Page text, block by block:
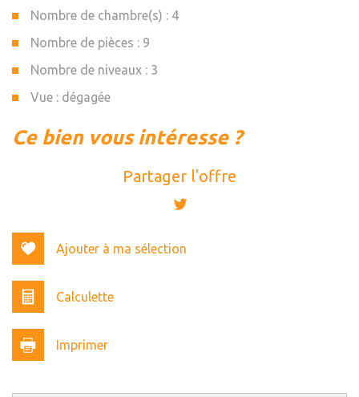
Nombre de chambre(s) : 4
Nombre de pièces : 9
Nombre de niveaux : 3
Vue : dégagée
la ville de aix-les-bains (73100)
ce bien vous intéresse ?
Partager l'offre
Ajouter à ma sélection
Calculette
Imprimer